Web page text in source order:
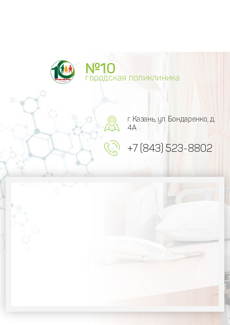
№10
городская поликлиника
г. Казань, ул. Бондаренко, д.
4А
+7 (843) 523-8802